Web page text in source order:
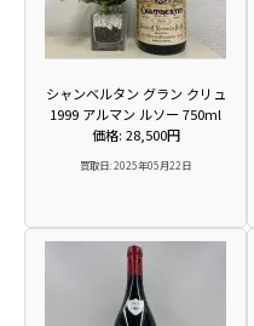
シャンベルタン グラン クリュ
1999 アルマン ルソー 750ml
価格: 28,500円
買取日: 2025年05月22日